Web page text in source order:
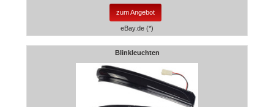
zum Angebot
eBay.de (*)
Blinkleuchten